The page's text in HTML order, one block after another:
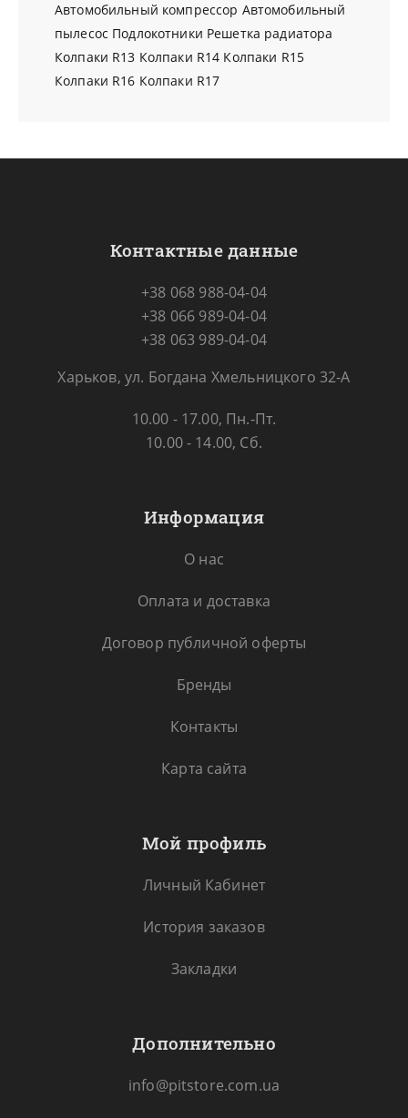
Автомобильный компрессор Автомобильный
пылесос Подлокотники Решетка радиатора
Колпаки R13 Колпаки R14 Колпаки R15
Колпаки R16 Колпаки R17
Контактные данные
+38 068 988-04-04
+38 066 989-04-04
+38 063 989-04-04
Харьков, ул. Богдана Хмельницкого 32-А
10.00 - 17.00, Пн.-Пт.
10.00 - 14.00, Сб.
Информация
О нас
Оплата и доставка
Договор публичной оферты
Бренды
Контакты
Карта сайта
Мой профиль
Личный Кабинет
История заказов
Закладки
Дополнительно
info@pitstore.com.ua